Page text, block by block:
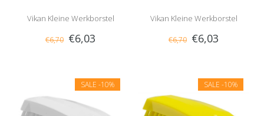
Vikan Kleine Werkborstel
Medium Blauw
€6,70 €6,03
Vikan Kleine Werkborstel
Medium Groen
€6,70 €6,03
SALE -10% SALE -10%